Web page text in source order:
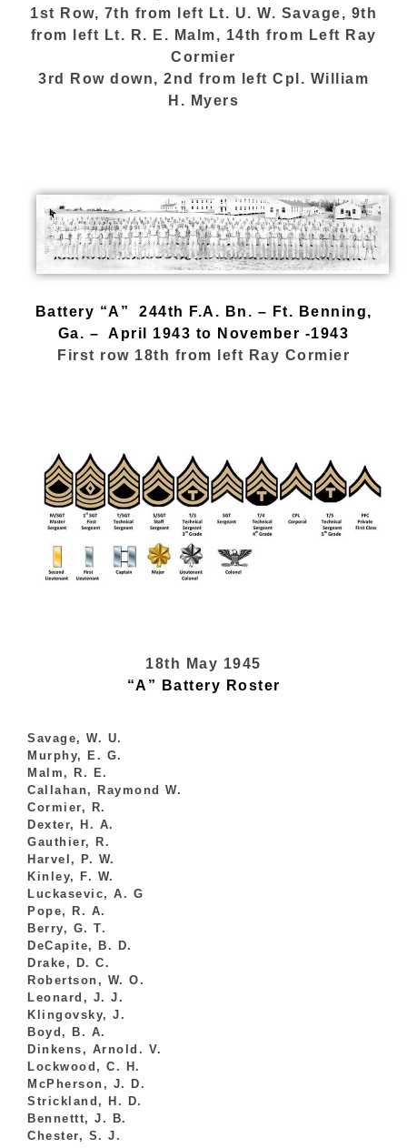
1st Row, 7th from left Lt. U. W. Savage, 9th
from left Lt. R. E. Malm, 14th from Left Ray
Cormier
3rd Row down, 2nd from left Cpl. William
H. Myers
Battery “A” 244th F.A. Bn. – Ft. Benning,
Ga. – April 1943 to November -1943
First row 18th from left Ray Cormier
18th May 1945
“A” Battery Roster
Savage, W. U.
Murphy, E. G.
Malm, R. E.
Callahan, Raymond W.
Cormier, R.
Dexter, H. A.
Gauthier, R.
Harvel, P. W.
Kinley, F. W.
Luckasevic, A. G
Pope, R. A.
Berry, G. T.
DeCapite, B. D.
Drake, D. C.
Robertson, W. O.
Leonard, J. J.
Klingovsky, J.
Boyd, B. A.
Dinkens, Arnold. V.
Lockwood, C. H.
McPherson, J. D.
Strickland, H. D.
Bennettt, J. B.
Chester, S. J.